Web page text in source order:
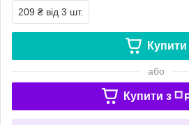
209 ₴ від 3 шт.
Купити
або
Купити з